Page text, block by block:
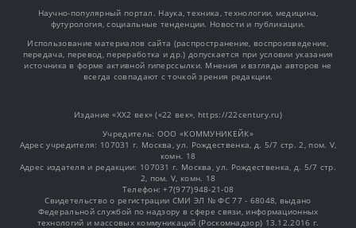
Научно-популярный портал. Наука, техника, технологии, медицина,
футурология, социальные тенденции. Новости и публикации.
Использование материалов сайта (распространение, воспроизведение,
передача, перевод, переработка и др.) допускается при условии указания
источника в форме активной гиперссылки. Мнения и взгляды авторов не
всегда совпадают с точкой зрения редакции.
Издание «XX2 век» («22 век», https://22century.ru)
Учредитель: OOO «КОММУНИКЕЙК»
Адрес учредителя: 107031 г. Москва, ул. Рождественка, д. 5/7 стр. 2, пом. V,
комн. 18
Адрес издателя и редакции: 107031 г. Москва, ул. Рождественка, д. 5/7 стр.
2, пом. V, комн. 18
Телефон: +7(977)948-21-08
Свидетельство о регистрации СМИ ЭЛ № ФС 77 - 68048, выдано
Федеральной службой по надзору в сфере связи, информационных
технологий и массовых коммуникаций (Роскомнадзор) 13.12.2016 г.